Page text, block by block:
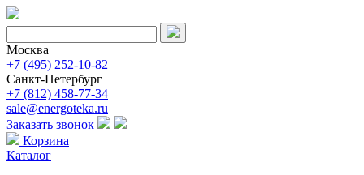
Москва
+7 (495) 252-10-82
Санкт-Петербург
+7 (812) 458-77-34
sale@energoteka.ru
Заказать звонок
Корзина
Каталог